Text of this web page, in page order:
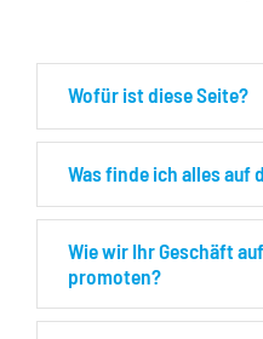
Wofür ist diese Seite?
Was finde ich alles auf
Wie wir Ihr Geschäft
promoten?